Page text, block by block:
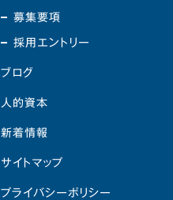
募集要項
採用エントリー
ブログ
人的資本
新着情報
サイトマップ
プライバシーポリシー